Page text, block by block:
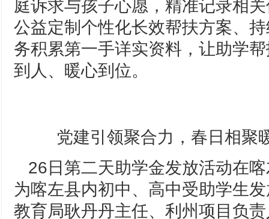
庭诉求与孩子心愿，精准记录相
公益定制个性化长效帮扶方案、
务积累第一手详实资料，让助学
到人、暖心到位。
党建引领聚合力，春日相聚
26日第二天助学金发放活动在
为喀左县内初中、高中受助学生
教育局耿丹丹主任、利州项目负